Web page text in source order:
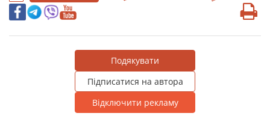
Подякувати
Підписатися на автора
Відключити рекламу